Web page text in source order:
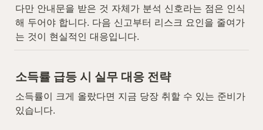
다만 안내문을 받은 것 자체가 분석 신호라는 점은 인식
해 두어야 합니다. 다음 신고부터 리스크 요인을 줄여가
는 것이 현실적인 대응입니다.
소득률 급등 시 실무 대응 전략
소득률이 크게 올랐다면 지금 당장 취할 수 있는 준비가
있습니다.